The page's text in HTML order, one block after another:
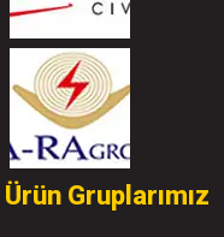
Ürün Gruplarımız